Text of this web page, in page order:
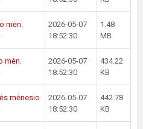
mėn.
2026-05-07
18:52:30
1.48
MB
mėn.
2026-05-07
18:52:30
434.22
KB
mėnesio
2026-05-07
18:52:30
442.78
KB